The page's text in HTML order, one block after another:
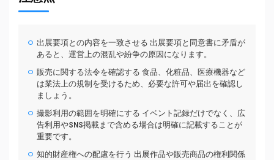
出展要項との内容を一致させる 出展要項と同意書に矛盾が
あると、運営上の混乱や紛争の原因になります。
販売に関する法令を確認する 食品、化粧品、医療機器など
は業法上の規制を受けるため、必要な許可や届出を確認し
ましょう。
撮影利用の範囲を明確にする イベント記録だけでなく、広
告利用やSNS掲載まで含める場合は明確に記載することが
重要です。
知的財産権への配慮を行う 出展作品や販売商品の権利関係